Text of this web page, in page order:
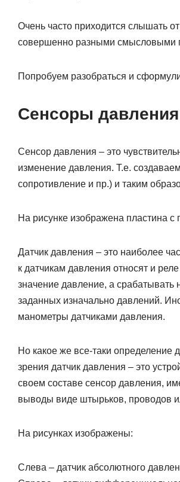
Очень часто приходится слышать
совершенно разными смысловыми
Попробуем разобраться и
Сенсоры
Сенсор давления – это
изменение давления. Т.е.
сопротивление и пр.) и таким
На рисунке изображена пластина
Датчик давления – это наиболее
к датчикам давления относят и
значение давление, а
заданных изначально давлений.
манометры датчиками давления.
Но какое же все-таки определение
зрения датчик давления – это
своем составе сенсор давления,
выводы виде штырьков, проводов
На рисунках изображены:
Cлева – датчик абсолютного